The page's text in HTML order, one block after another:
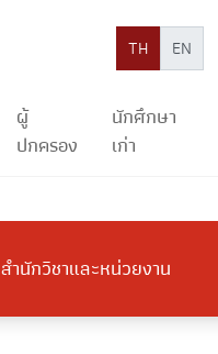
TH EN
ผู้
ปกครอง
นักศึกษา
เก่า
สำนักวิชาและหน่วยงาน